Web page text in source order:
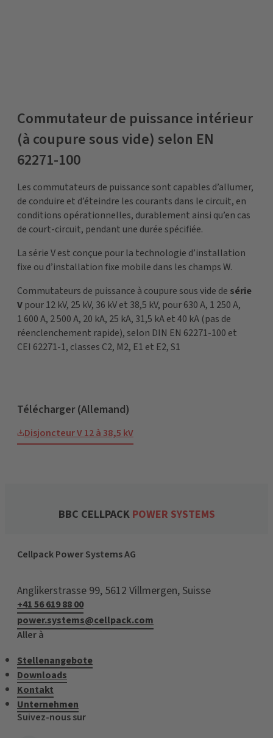
Commutateur de puissance intérieur
(à coupure sous vide) selon EN
62271-100
Les commutateurs de puissance sont capables d’allumer,
de conduire et d’éteindre les courants dans le circuit, en
conditions opérationnelles, durablement ainsi qu’en cas
de court-circuit, pendant une durée spécifiée.
La série V est conçue pour la technologie d’installation
fixe ou d’installation fixe mobile dans les champs W.
Commutateurs de puissance à coupure sous vide de série
V pour 12 kV, 25 kV, 36 kV et 38,5 kV, pour 630 A, 1 250 A,
1 600 A, 2 500 A, 20 kA, 25 kA, 31,5 kA et 40 kA (pas de
réenclenchement rapide), selon DIN EN 62271-100 et
CEI 62271-1, classes C2, M2, E1 et E2, S1
Télécharger (Allemand)
Disjoncteur V 12 à 38,5 kV
BBC CELLPACK POWER SYSTEMS
Cellpack Power Systems AG
Anglikerstrasse 99, 5612 Villmergen, Suisse
+41 56 619 88 00
power.systems@cellpack.com
Aller à
Stellenangebote
Downloads
Kontakt
Unternehmen
Suivez-nous sur